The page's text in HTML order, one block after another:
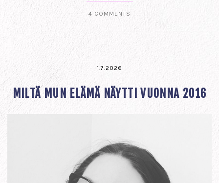
4 COMMENTS
1.7.2026
MILTÄ MUN ELÄMÄ NÄYTTI VUONNA 2016